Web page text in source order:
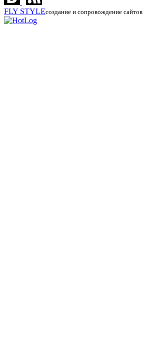
FLY STYLEсоздание и сопровождение сайтов